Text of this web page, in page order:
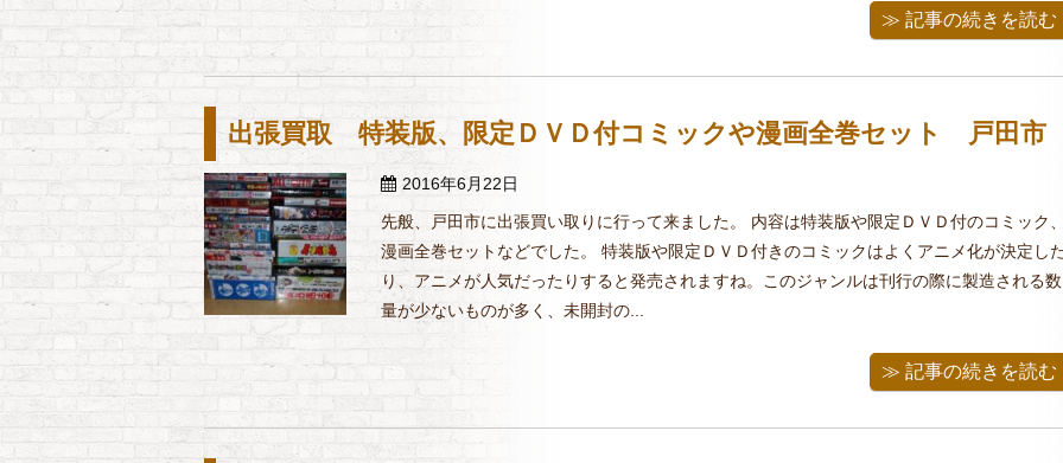
≫ 記事の続きを読む
出張買取 特装版、限定ＤＶＤ付コミックや漫画全巻セット 戸田市
2016年6月22日
先般、戸田市に出張買い取りに行って来ました。 内容は特装版や限定ＤＶＤ付のコミック
漫画全巻セットなどでした。 特装版や限定ＤＶＤ付きのコミックはよくアニメ化が決定し
り、アニメが人気だったりすると発売されますね。このジャンルは刊行の際に製造される数
量が少ないものが多く、未開封の...
≫ 記事の続きを読む